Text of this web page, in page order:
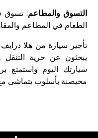
التسوق والمطاعم: تسوق
الطعام في المطاعم
تأجير سيارة من هلا
يبحثون عن حرية التنقل
سيارتك اليوم واستمتع
محيصنة بأسلوب يتماشى مع